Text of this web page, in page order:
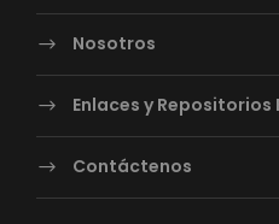
Nosotros
Enlaces y Repositorios
Contáctenos